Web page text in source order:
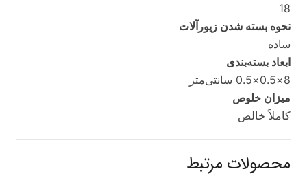
18
نحوه بسته شدن زیورآلات
ساده
ابعاد بسته‌بندی
8×0.5×0.5 سانتی‌متر
میزان خلوص
کاملاً خالص
محصولات مرتبط